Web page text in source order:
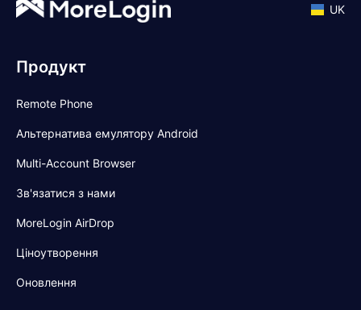
UK
Продукт
Remote Phone
Альтернатива емулятору Android
Multi-Account Browser
Зв'язатися з нами
MoreLogin AirDrop
Ціноутворення
Оновлення